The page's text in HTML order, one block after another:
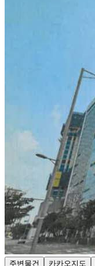
주변물건 카카오지도